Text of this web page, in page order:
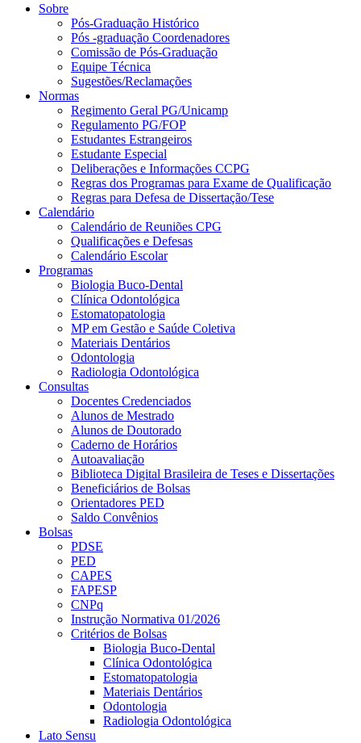
Sobre
Pós-Graduação Histórico
Pós -graduação Coordenadores
Comissão de Pós-Graduação
Equipe Técnica
Sugestões/Reclamações
Normas
Regimento Geral PG/Unicamp
Regulamento PG/FOP
Estudantes Estrangeiros
Estudante Especial
Deliberações e Informações CCPG
Regras dos Programas para Exame de Qualificação
Regras para Defesa de Dissertação/Tese
Calendário
Calendário de Reuniões CPG
Qualificações e Defesas
Calendário Escolar
Programas
Biologia Buco-Dental
Clínica Odontológica
Estomatopatologia
MP em Gestão e Saúde Coletiva
Materiais Dentários
Odontologia
Radiologia Odontológica
Consultas
Docentes Credenciados
Alunos de Mestrado
Alunos de Doutorado
Caderno de Horários
Autoavaliação
Biblioteca Digital Brasileira de Teses e Dissertações
Beneficiários de Bolsas
Orientadores PED
Saldo Convênios
Bolsas
PDSE
PED
CAPES
FAPESP
CNPq
Instrução Normativa 01/2026
Critérios de Bolsas
Biologia Buco-Dental
Clínica Odontológica
Estomatopatologia
Materiais Dentários
Odontologia
Radiologia Odontológica
Lato Sensu